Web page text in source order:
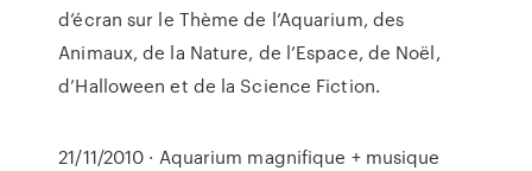
d’écran sur le Thème de l’Aquarium, des
Animaux, de la Nature, de l’Espace, de Noël,
d’Halloween et de la Science Fiction.
21/11/2010 · Aquarium magnifique + musique